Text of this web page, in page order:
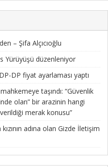
– Şifa Alçıcıoğlu
Yürüyüşü düzenleniyor
DP fiyat ayarlaması yaptı
taşındı: “Güvenlik
olan” bir arazinin hangi
merak konusu”
adına olan Gizde İletişim